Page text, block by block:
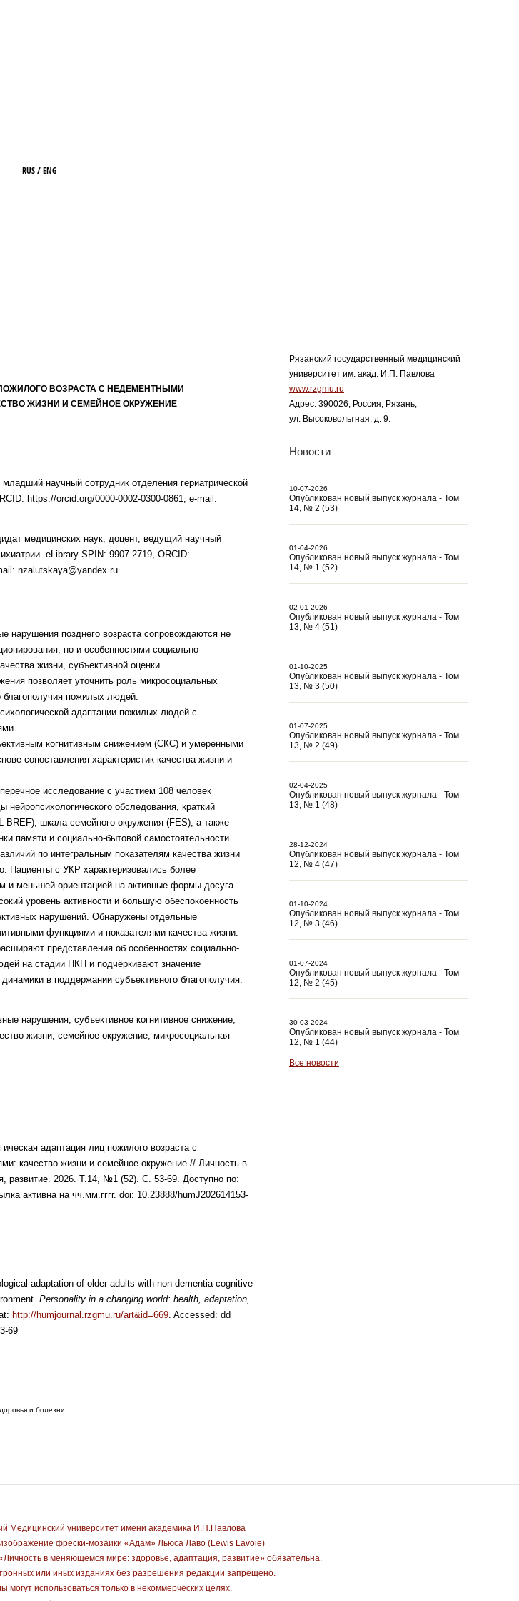
RUS/ENG
ВОЗРАСТА С НЕДЕМЕНТНЫМИ
ЖИЗНИ И СЕМЕЙНОЕ ОКРУЖЕНИЕ
младший научный сотрудник отделения гериатрической
https://orcid.org/0000-0002-0300-0861, e-mail:
медицинских наук, доцент, ведущий научный
eLibrary SPIN: 9907-2719, ORCID:
nzalutskaya@yandex.ru
нарушения позднего возраста сопровождаются не
но и особенностями социально-
жизни, субъективной оценки
позволяет уточнить роль микросоциальных
благополучия пожилых людей.
адаптации пожилых людей с
когнитивным снижением (СКС) и умеренными
сопоставления характеристик качества жизни и
исследование с участием 108 человек
нейропсихологического обследования, краткий
BREF), шкала семейного окружения (FES), а также
памяти и социально-бытовой самостоятельности.
по интегральным показателям качества жизни
Пациенты с УКР характеризовались более
и меньшей ориентацией на активные формы досуга.
уровень активности и большую обеспокоенность
нарушений. Обнаружены отдельные
функциями и показателями качества жизни.
представления об особенностях социально-
на стадии НКН и подчёркивают значение
динамики в поддержании субъективного благополучия.
нарушения; субъективное когнитивное снижение;
жизни; семейное окружение; микросоциальная
адаптация лиц пожилого возраста с
качество жизни и семейное окружение // Личность в
развитие. 2026. Т.14, №1 (52). С. 53-69. Доступно по:
активна на чч.мм.гггг. doi: 10.23888/humJ202614153-
adaptation of older adults with non-dementia cognitive
Personality in a changing world: health, adaptation,
http://humjournal.rzgmu.ru/art&id=669. Accessed: dd
69
и болезни
Рязанский государственный медицинский
университет им. акад. И.П. Павлова
www.rzgmu.ru
Адрес: 390026, Россия, Рязань,
ул. Высоковольтная, д. 9.
Новости
10-07-2026
Опубликован новый выпуск журнала - Том
14, № 2 (53)
01-04-2026
Опубликован новый выпуск журнала - Том
14, № 1 (52)
02-01-2026
Опубликован новый выпуск журнала - Том
13, № 4 (51)
01-10-2025
Опубликован новый выпуск журнала - Том
13, № 3 (50)
01-07-2025
Опубликован новый выпуск журнала - Том
13, № 2 (49)
02-04-2025
Опубликован новый выпуск журнала - Том
13, № 1 (48)
28-12-2024
Опубликован новый выпуск журнала - Том
12, № 4 (47)
01-10-2024
Опубликован новый выпуск журнала - Том
12, № 3 (46)
01-07-2024
Опубликован новый выпуск журнала - Том
12, № 2 (45)
30-03-2024
Опубликован новый выпуск журнала - Том
12, № 1 (44)
Все новости
Медицинский университет имени академика И.П.Павлова
фрески-мозаики «Адам» Льюса Лаво (Lewis Lavoie)
в меняющемся мире: здоровье, адаптация, развитие» обязательна.
или иных изданиях без разрешения редакции запрещено.
использоваться только в некоммерческих целях.